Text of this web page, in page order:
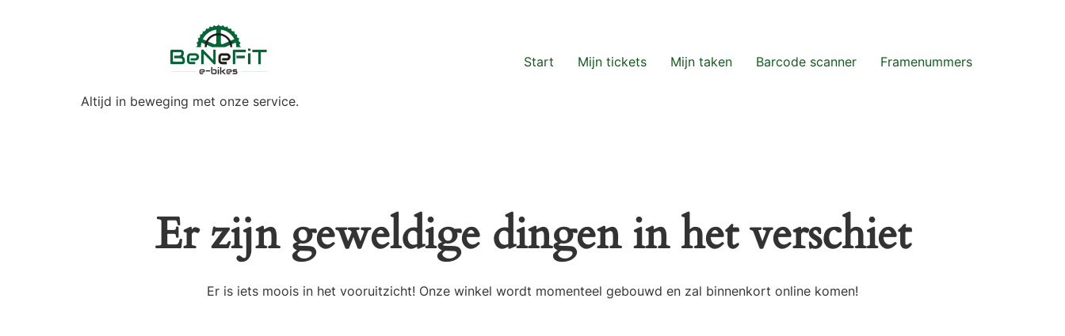
Altijd in beweging met onze service.
Start Mijn tickets Mijn taken Barcode scanner Framenummers
Er zijn geweldige dingen in het verschiet
Er is iets moois in het vooruitzicht! Onze winkel wordt momenteel gebouwd en zal binnenkort online komen!